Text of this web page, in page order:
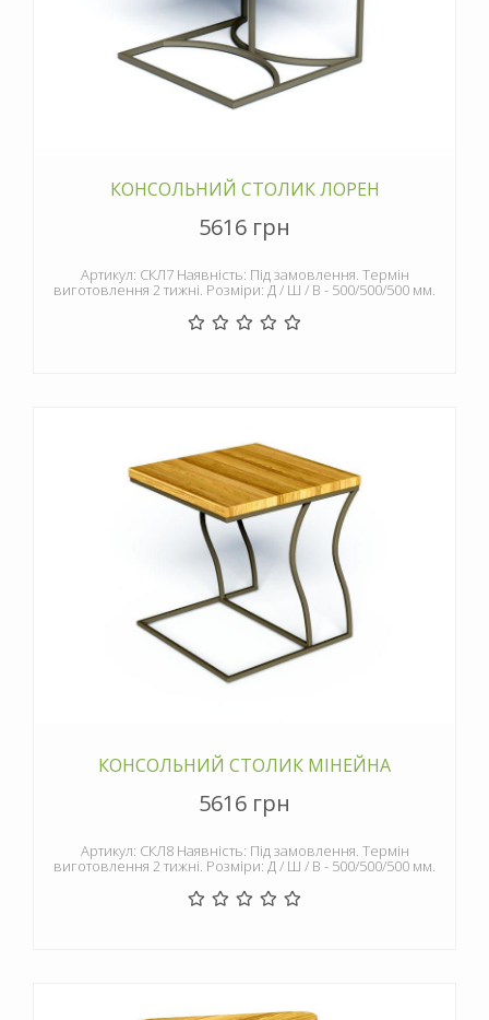
КОНСОЛЬНИЙ СТОЛИК ЛОРЕН
5616 грн
Артикул: СКЛ7 Наявність: Під замовлення. Термін
виготовлення 2 тижні. Розміри: Д / Ш / В - 500/500/500 мм.
КОНСОЛЬНИЙ СТОЛИК МІНЕЙНА
5616 грн
Артикул: СКЛ8 Наявність: Під замовлення. Термін
виготовлення 2 тижні. Розміри: Д / Ш / В - 500/500/500 мм.